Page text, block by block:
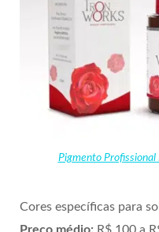
Pigmento Profissional
Cores específicas para
Preço médio: R$ 100 a